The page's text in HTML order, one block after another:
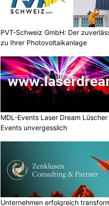
PVT-Schweiz GmbH: Der
zu Ihrer Photovoltaikanlage
MDL-Events Laser Dream
Events unvergesslich
Unternehmen erfolgreich